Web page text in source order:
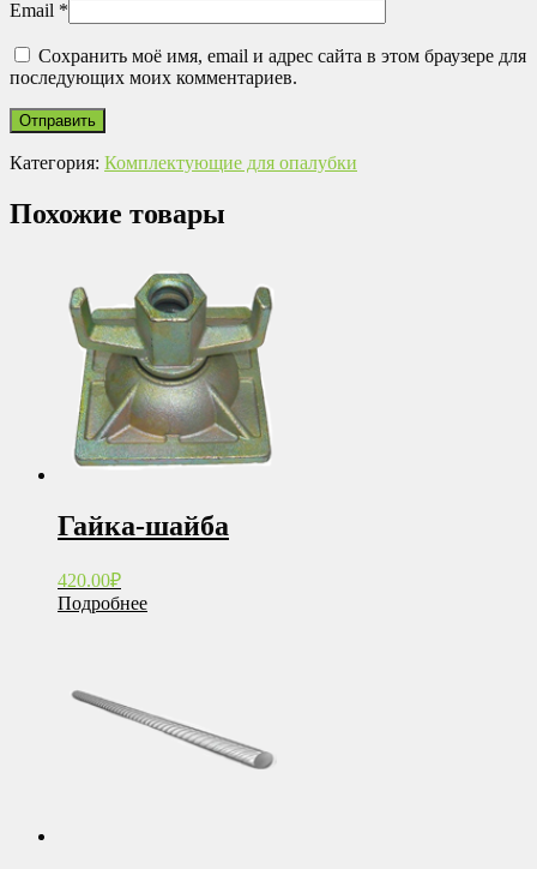
Email *
Сохранить моё имя, email и адрес сайта в этом браузере для
последующих моих комментариев.
Категория: Комплектующие для опалубки
Похожие товары
Гайка-шайба
420.00₽
Подробнее